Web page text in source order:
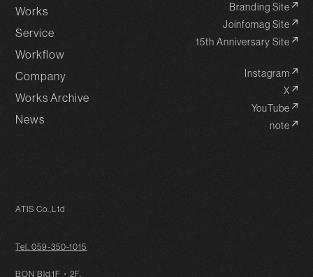
Works
Service
Workflow
Company
Works Archive
News
ATIS Co.,Ltd
Tel. 059-350-1015
BON Bld.1F・2F,
Branding Site
Joinfomag Site
15th Anniversary Site
Instagram
X
YouTube
note